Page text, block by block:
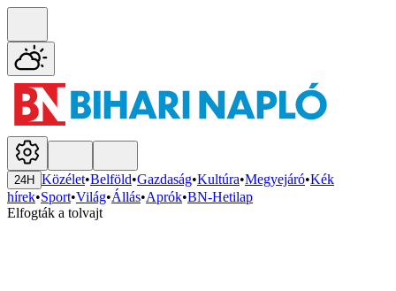
24H Közélet•Belföld•Gazdaság•Kultúra•Megyejáró•Kék
hírek•Sport•Világ•Állás•Aprók•BN-Hetilap
Elfogták a tolvajt